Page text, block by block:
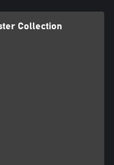
e o NINJA GAIDEN Σ2
da versão para PC
para PC, consulta
Collection